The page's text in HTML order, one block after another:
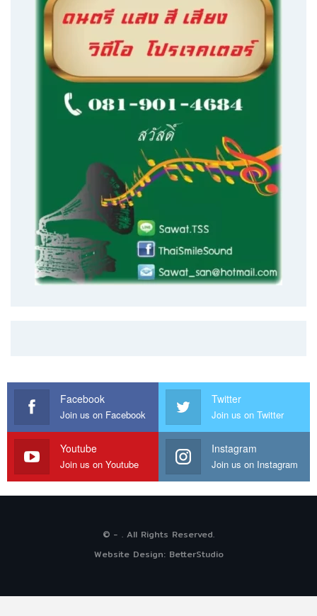
Facebook
Join us on Facebook
Twitter
Join us on Twitter
Youtube
Join us on Youtube
Instagram
Join us on Instagram
© - . All Rights Reserved.
Website Design: BetterStudio